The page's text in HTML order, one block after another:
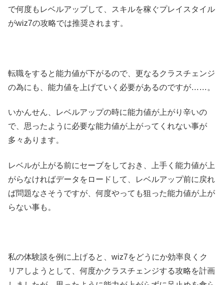
で何度もレベルアップして、スキルを稼ぐプレイスタイル
がwiz7の攻略では推奨されます。
転職をすると能力値が下がるので、更なるクラスチェンジ
の為にも、能力値を上げていく必要があるのですが……。
いかんせん、レベルアップの時に能力値が上がり辛いの
で、思ったように必要な能力値が上がってくれない事が
多々あります。
レベルが上がる前にセーブをしておき、上手く能力値が上
がらなければデータをロードして、レベルアップ前に戻れ
ば問題なさそうですが、何度やっても狙った能力値が上が
らない事も。
私の体験談を例に上げると、wiz7をどうにか効率良くク
リアしようとして、何度かクラスチェンジする攻略を計画